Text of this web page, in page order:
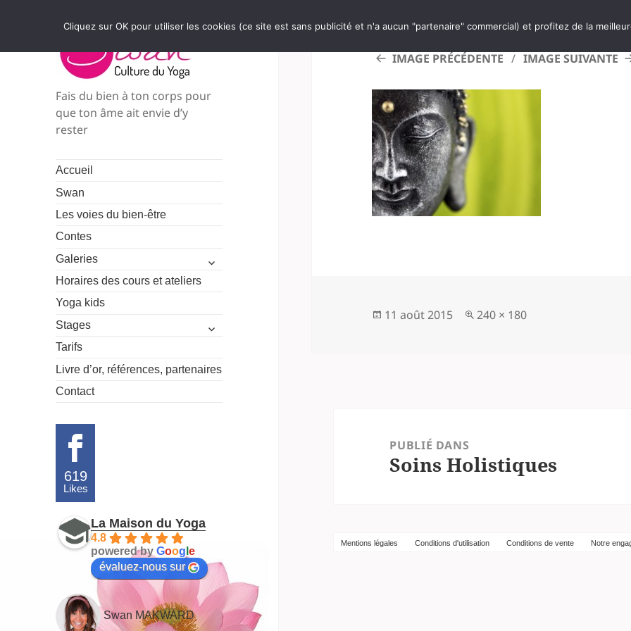
Fais du bien à ton corps pour
que ton âme ait envie d’y
rester
Accueil
Swan
Les voies du bien-être
Contes
Galeries
sous-
Horaires des cours et ateliers
Yoga kids
Stages
Tarifs
Livre d’or, références, partenaires
Contact
619
Likes
La Maison du Yoga
4.8
powered byGoog le
évaluez-nous sur
Swan MAKWARD
IMAGE PRÉCÉDENTE IMAGE SUIVANTE
Publié
11 août 2015
Taille
240 × 180
PUBLIÉ DANS
Soins Holistiques
Mentions légales Conditions d'utilisation Conditions de vente Notre
Cliquez sur OK pour utiliser les cookies (ce site est sans publicité et n'a aucun "partenaire" commercial) et profitez de la